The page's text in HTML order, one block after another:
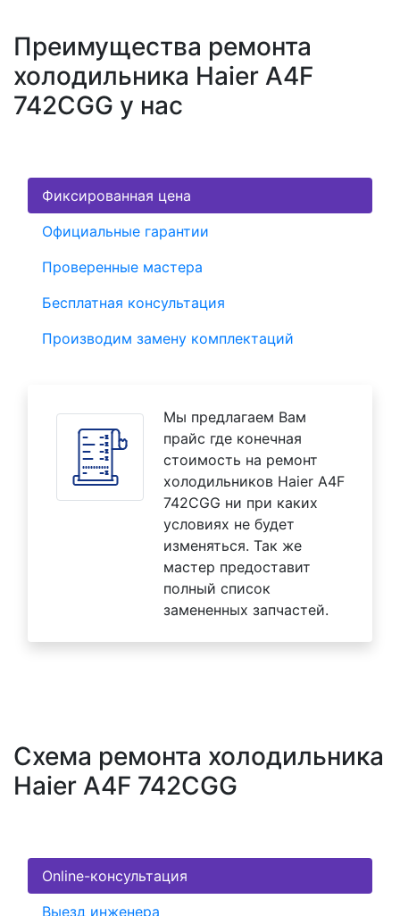
Преимущества ремонта
холодильника Haier A4F
742CGG у нас
Фиксированная цена
Официальные гарантии
Проверенные мастера
Бесплатная консультация
Производим замену комплектаций
Мы предлагаем Вам
прайс где конечная
стоимость на ремонт
холодильников Haier A4F
742CGG ни при каких
условиях не будет
изменяться. Так же
мастер предоставит
полный список
замененных запчастей.
Схема ремонта холодильника
Haier A4F 742CGG
Online-консультация
Выезд инженера